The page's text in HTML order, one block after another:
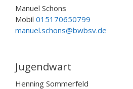
Manuel Schons
Mobil 015170650799
manuel.schons@bwbsv.de
Jugendwart
Henning Sommerfeld